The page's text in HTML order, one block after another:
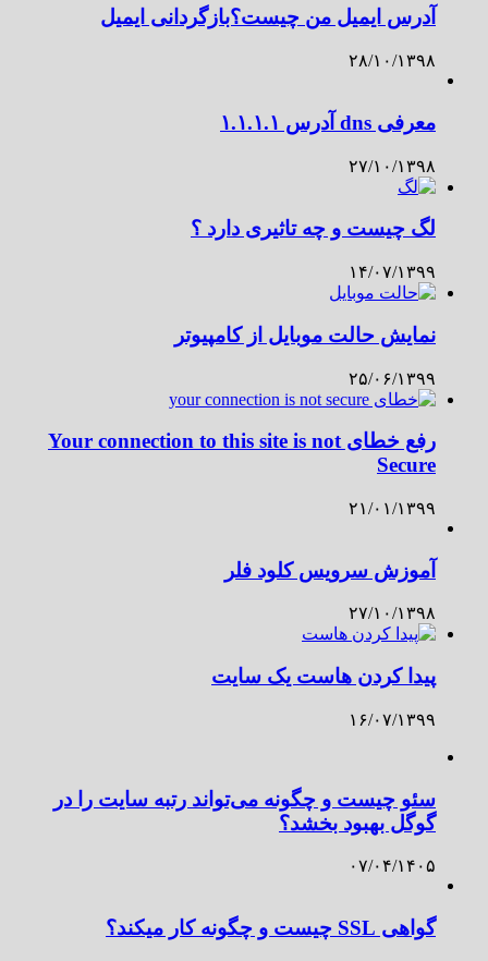
آدرس ایمیل من چیست؟بازگردانی ایمیل
۲۸/۱۰/۱۳۹۸
معرفی dns آدرس ۱.۱.۱.۱
۲۷/۱۰/۱۳۹۸
لگ چیست و چه تاثیری دارد ؟
۱۴/۰۷/۱۳۹۹
نمایش حالت موبایل از کامپیوتر
۲۵/۰۶/۱۳۹۹
رفع خطای Your connection to this site is not
Secure
۲۱/۰۱/۱۳۹۹
آموزش سرویس کلود فلر
۲۷/۱۰/۱۳۹۸
پیدا کردن هاست یک سایت
۱۶/۰۷/۱۳۹۹
سئو چیست و چگونه می‌تواند رتبه سایت را در
گوگل بهبود بخشد؟
۰۷/۰۴/۱۴۰۵
گواهی SSL چیست و چگونه کار میکند؟